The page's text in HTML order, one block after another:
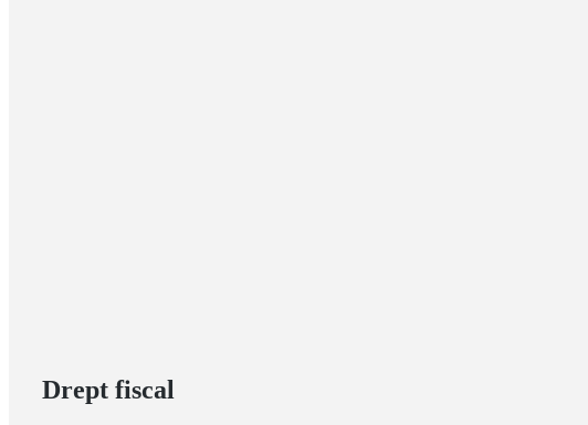
Drept fiscal